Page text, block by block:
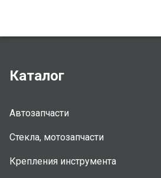
Каталог
Автозапчасти
Стекла, мотозапчасти
Крепления инструмента